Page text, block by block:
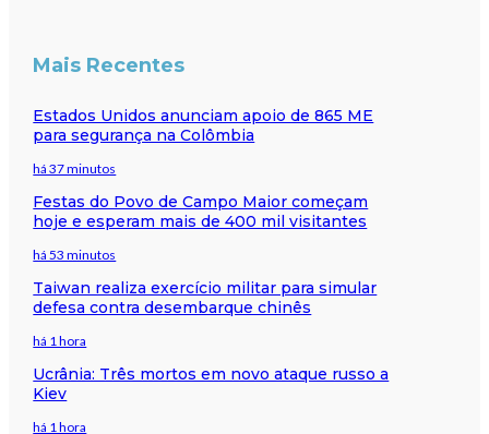
Mais Recentes
Estados Unidos anunciam apoio de 865 ME
para segurança na Colômbia
há 37 minutos
Festas do Povo de Campo Maior começam
hoje e esperam mais de 400 mil visitantes
há 53 minutos
Taiwan realiza exercício militar para simular
defesa contra desembarque chinês
há 1 hora
Ucrânia: Três mortos em novo ataque russo a
Kiev
há 1 hora